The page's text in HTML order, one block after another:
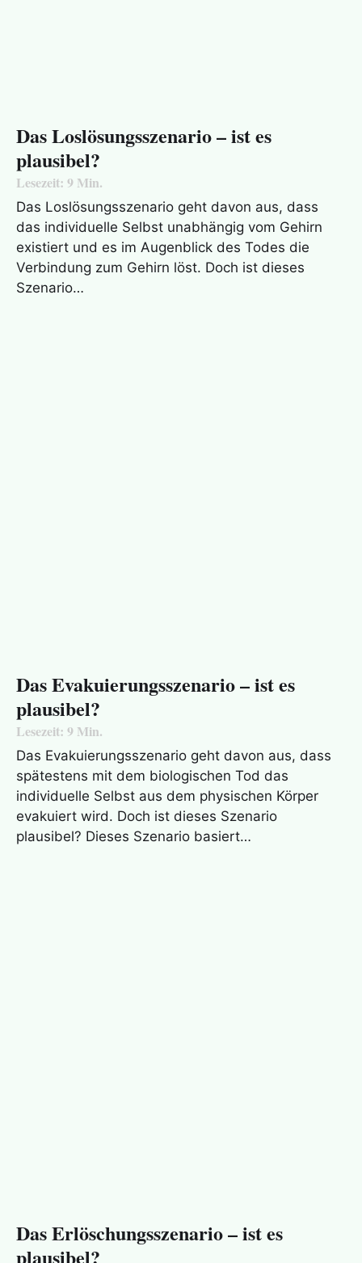
Das Loslösungsszenario – ist es
plausibel?
Lesezeit: 9 Min.
Das Loslösungsszenario geht davon aus, dass
das individuelle Selbst unabhängig vom Gehirn
existiert und es im Augenblick des Todes die
Verbindung zum Gehirn löst. Doch ist dieses
Szenario…
Das Evakuierungsszenario – ist es
plausibel?
Lesezeit: 9 Min.
Das Evakuierungsszenario geht davon aus, dass
spätestens mit dem biologischen Tod das
individuelle Selbst aus dem physischen Körper
evakuiert wird. Doch ist dieses Szenario
plausibel? Dieses Szenario basiert…
Das Erlöschungsszenario – ist es
plausibel?